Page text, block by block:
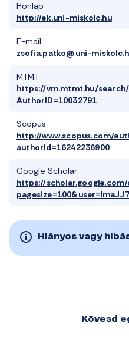
Honlap
http://ek.uni-miskolc.hu
E-mail
zsofia.patko@uni-
MTMT
https://vm.mtmt.hu/
AuthorID=10032791
Scopus
http://www.scopus.com/
authorId=16242236900
Google Scholar
https://
Hiányos vagy
Kövesd